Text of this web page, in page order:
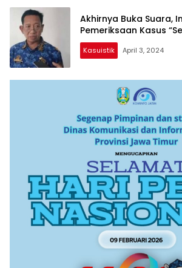
Akhirnya Buka Suara,
Pemeriksaan Kasus
Kasuistik April 3, 2024